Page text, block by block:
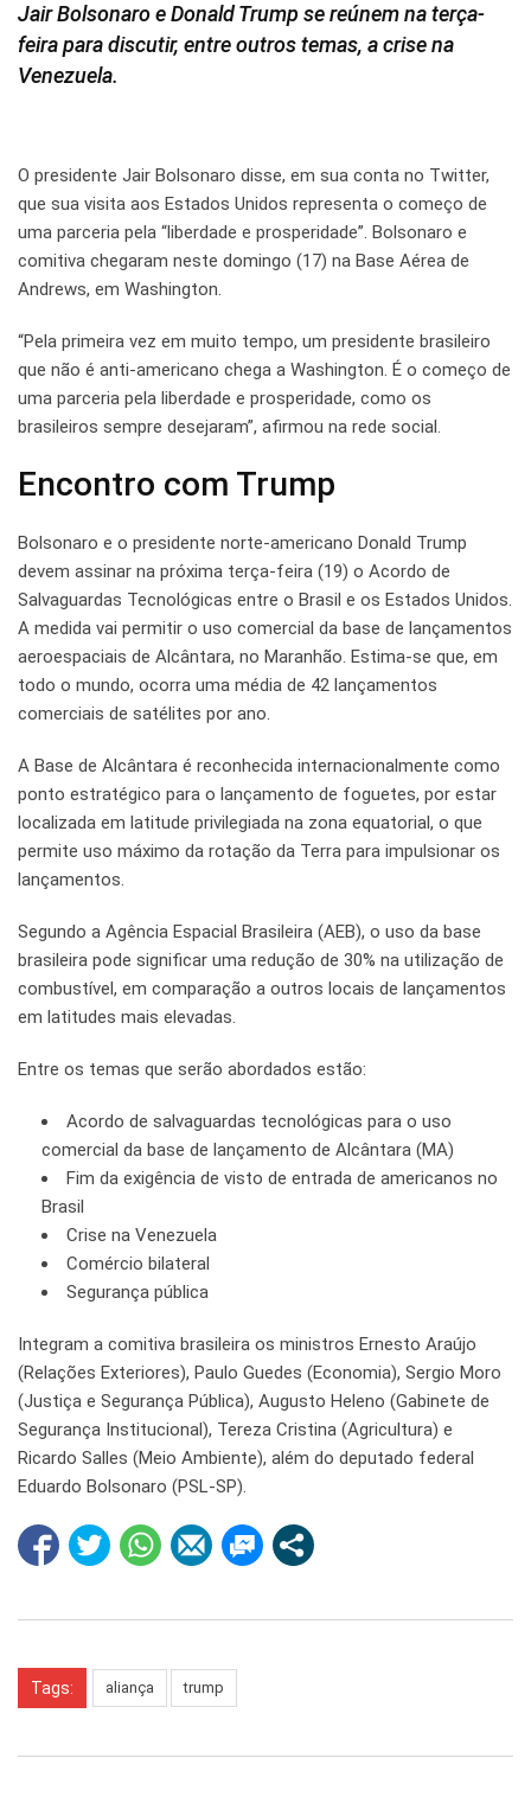
Jair Bolsonaro e Donald Trump se reúnem na terça-
feira para discutir, entre outros temas, a crise na
Venezuela.
O presidente Jair Bolsonaro disse, em sua conta no Twitter,
que sua visita aos Estados Unidos representa o começo de
uma parceria pela “liberdade e prosperidade”. Bolsonaro e
comitiva chegaram neste domingo (17) na Base Aérea de
Andrews, em Washington.
“Pela primeira vez em muito tempo, um presidente brasileiro
que não é anti-americano chega a Washington. É o começo de
uma parceria pela liberdade e prosperidade, como os
brasileiros sempre desejaram”, afirmou na rede social.
Encontro com Trump
Bolsonaro e o presidente norte-americano Donald Trump
devem assinar na próxima terça-feira (19) o Acordo de
Salvaguardas Tecnológicas entre o Brasil e os Estados Unidos.
A medida vai permitir o uso comercial da base de lançamentos
aeroespaciais de Alcântara, no Maranhão. Estima-se que, em
todo o mundo, ocorra uma média de 42 lançamentos
comerciais de satélites por ano.
A Base de Alcântara é reconhecida internacionalmente como
ponto estratégico para o lançamento de foguetes, por estar
localizada em latitude privilegiada na zona equatorial, o que
permite uso máximo da rotação da Terra para impulsionar os
lançamentos.
Segundo a Agência Espacial Brasileira (AEB), o uso da base
brasileira pode significar uma redução de 30% na utilização de
combustível, em comparação a outros locais de lançamentos
em latitudes mais elevadas.
Entre os temas que serão abordados estão:
Acordo de salvaguardas tecnológicas para o uso
comercial da base de lançamento de Alcântara (MA)
Fim da exigência de visto de entrada de americanos no
Brasil
Crise na Venezuela
Comércio bilateral
Segurança pública
Integram a comitiva brasileira os ministros Ernesto Araújo
(Relações Exteriores), Paulo Guedes (Economia), Sergio Moro
(Justiça e Segurança Pública), Augusto Heleno (Gabinete de
Segurança Institucional), Tereza Cristina (Agricultura) e
Ricardo Salles (Meio Ambiente), além do deputado federal
Eduardo Bolsonaro (PSL-SP).
Tags: aliança trump